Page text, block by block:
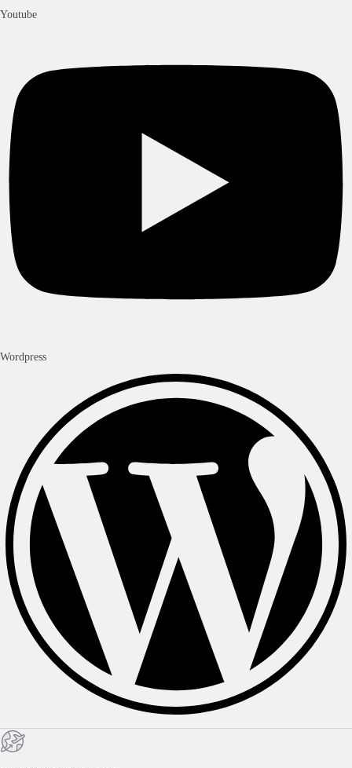
Youtube
Wordpress